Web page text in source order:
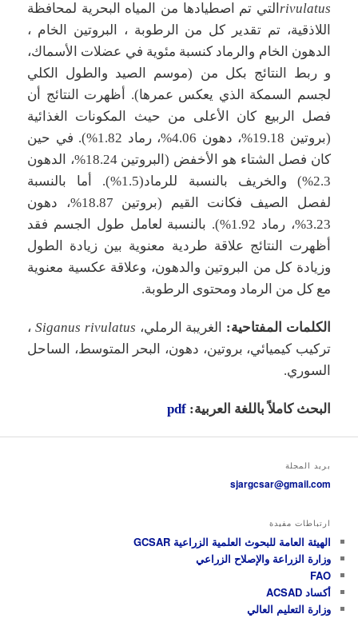
rivulatus التي تم اصطيادها من المياه البحرية لمحافظة
اللاذقية، تم تقدير كل من الرطوبة ، البروتين الخام ،
الدهون الخام والرماد كنسبة مئوية في عضلات الأسماك،
و ربط النتائج بكل من (موسم الصيد والطول الكلي
لجسم السمكة الذي يعكس عمرها). أظهرت النتائج أن
فصل الربيع كان الأعلى من حيث المكونات الغذائية
(بروتين 19.18%، دهون 4.06%، رماد 1.82%). في حين
كان فصل الشتاء هو الأخفض (البروتين 18.24%، الدهون
2.3%) والخريف بالنسبة للرماد(1.5%). أما بالنسبة
لفصل الصيف فكانت القيم (بروتين 18.87%، دهون
3.23%، رماد 1.92%). بالنسبة لعامل طول الجسم فقد
أظهرت النتائج علاقة طردية معنوية بين زيادة الطول
وزيادة كل من البروتين والدهون، وعلاقة عكسية معنوية
مع كل من الرماد ومحتوى الرطوبة.
الكلمات المفتاحية: الغريبة الرملي، Siganus rivulatus ،
تركيب كيميائي، بروتين، دهون، البحر المتوسط، الساحل
السوري.
البحث كاملاً باللغة العربية:pdf
بريد المجلة
sjargcsar@gmail.com
ارتباطات مفيدة
الهيئة العامة للبحوث العلمية الزراعية GCSAR
وزارة الزراعة والإصلاح الزراعي
FAO
أكساد ACSAD
وزارة التعليم العالي